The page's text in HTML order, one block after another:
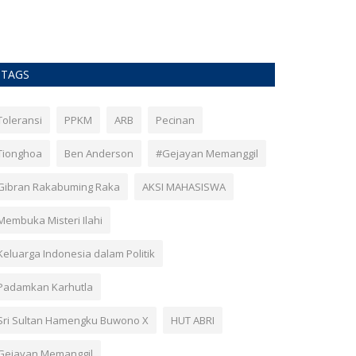
TAGS
PPKM ARB Pecinan
Ben Anderson #Gejayan Memanggil
Rakabuming Raka AKSI MAHASISWA
Misteri Ilahi
Indonesia dalam Politik
Karhutla
Sultan Hamengku Buwono X HUT ABRI